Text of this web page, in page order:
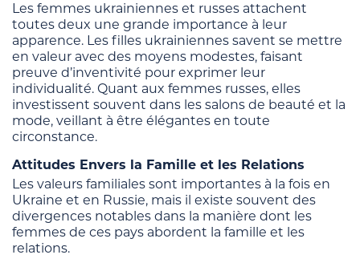
Les femmes ukrainiennes et russes attachent
toutes deux une grande importance à leur
apparence. Les filles ukrainiennes savent se mettre
en valeur avec des moyens modestes, faisant
preuve d’inventivité pour exprimer leur
individualité. Quant aux femmes russes, elles
investissent souvent dans les salons de beauté et la
mode, veillant à être élégantes en toute
circonstance.
Attitudes Envers la Famille et les Relations
Les valeurs familiales sont importantes à la fois en
Ukraine et en Russie, mais il existe souvent des
divergences notables dans la manière dont les
femmes de ces pays abordent la famille et les
relations.